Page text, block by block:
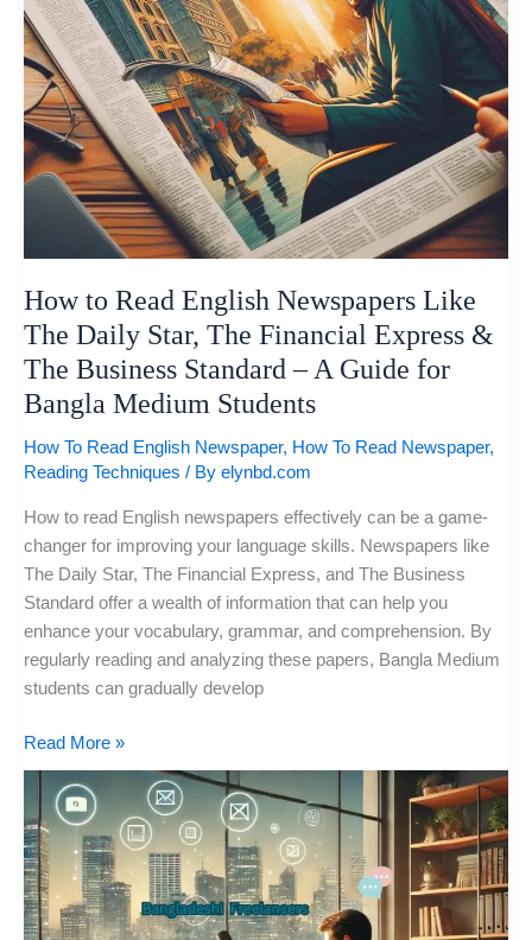
How to Read English Newspapers Like
The Daily Star, The Financial Express &
The Business Standard – A Guide for
Bangla Medium Students
How To Read English Newspaper, How To Read Newspaper,
Reading Techniques / By elynbd.com
How to read English newspapers effectively can be a game-
changer for improving your language skills. Newspapers like
The Daily Star, The Financial Express, and The Business
Standard offer a wealth of information that can help you
enhance your vocabulary, grammar, and comprehension. By
regularly reading and analyzing these papers, Bangla Medium
students can gradually develop
Star,
The
Financial
Express
&
The
Business
Standard
Guide
for
Bangla
Medium
Students
Read More »
Essential
Communication
Tips
for
Bangladeshi
Freelancers